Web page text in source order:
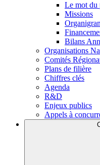
Le mot du
Missions
Bilans
Organisations
Comités
Plans de filière
Chiffres clés
Agenda
R&D
Enjeux publics
Appels à